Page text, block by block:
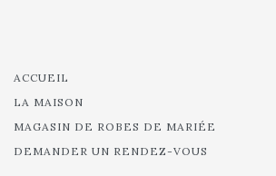
ACCUEIL
LA MAISON
MAGASIN DE ROBES DE MARIÉE
DEMANDER UN RENDEZ-VOUS